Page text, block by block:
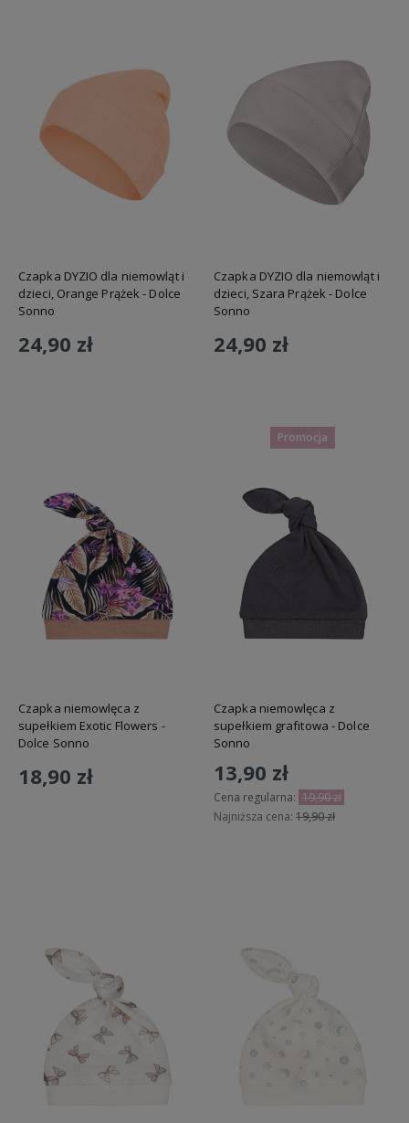
Czapka DYZIO dla niemowląt i
dzieci, Orange Prążek - Dolce
Sonno
24,90 zł
Czapka DYZIO dla niemowląt i
dzieci, Szara Prążek - Dolce
Sonno
24,90 zł
Czapka niemowlęca z
supełkiem Exotic Flowers -
Dolce Sonno
18,90 zł
Czapka niemowlęca z
supełkiem grafitowa - Dolce
Sonno
13,90 zł
Cena regularna: 19,90 zł
Najniższa cena: 19,90 zł
Promocja